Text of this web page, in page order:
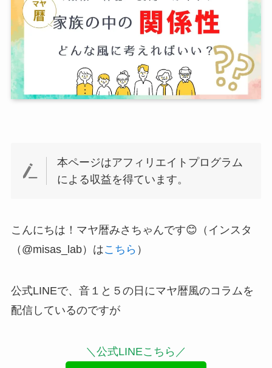
本ページはアフィリエイトプログラム
による収益を得ています。
こんにちは！マヤ暦みさちゃんです😊（インスタ
（@misas_lab）はこちら ）
公式LINEで、音１と５の日にマヤ暦風のコラムを
配信しているのですが
＼公式LINEこちら／